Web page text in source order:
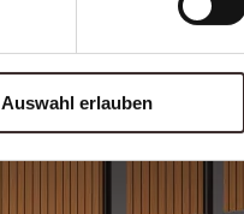
Auswahl erlauben